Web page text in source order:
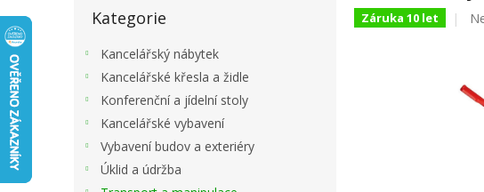
kategorie
Kategorie
Kancelářský nábytek
Kancelářské křesla a židle
Konferenční a jídelní stoly
Kancelářské vybavení
Vybavení budov a exteriéry
Úklid a údržba
Záruka 10 let
0,0
z